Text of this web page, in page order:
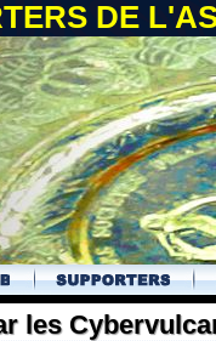
DE
les